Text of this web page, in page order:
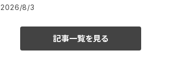
2026/8/3
記事一覧を見る